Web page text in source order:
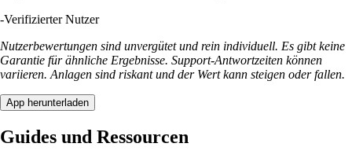
-Verifizierter Nutzer
Nutzerbewertungen sind unvergütet und rein individuell. Es gibt keine
Garantie für ähnliche Ergebnisse. Support-Antwortzeiten können
variieren. Anlagen sind riskant und der Wert kann steigen oder fallen.
App herunterladen
Guides und Ressourcen